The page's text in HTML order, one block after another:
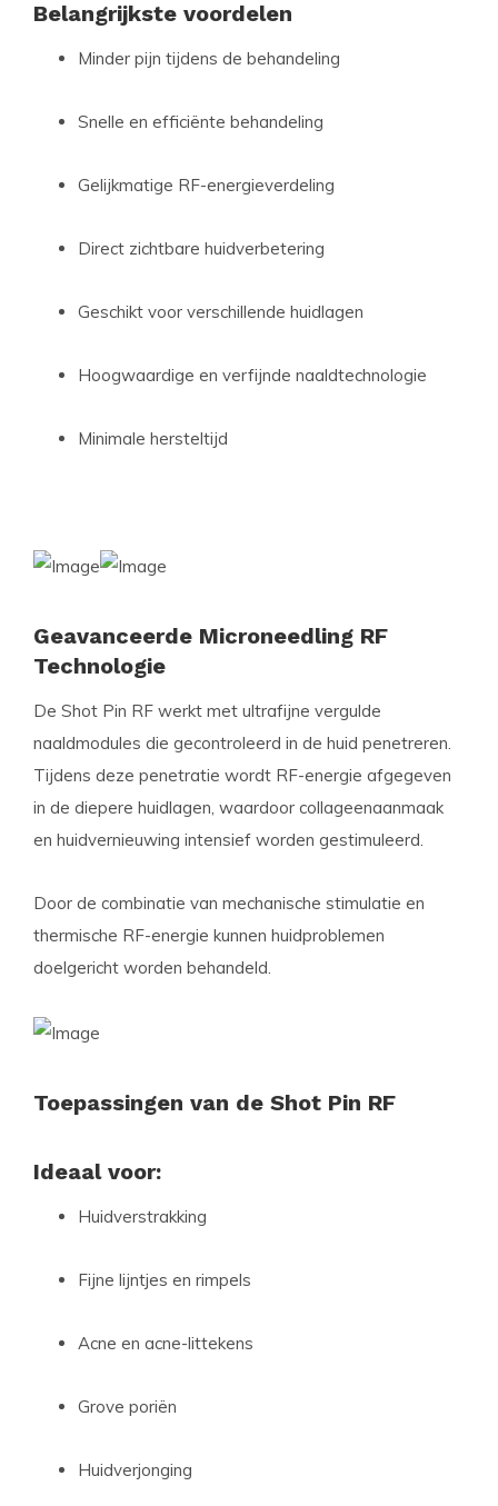
Belangrijkste voordelen
Minder pijn tijdens de behandeling
Snelle en efficiënte behandeling
Gelijkmatige RF-energieverdeling
Direct zichtbare huidverbetering
Geschikt voor verschillende huidlagen
Hoogwaardige en verfijnde naaldtechnologie
Minimale hersteltijd
Geavanceerde Microneedling RF
Technologie
De Shot Pin RF werkt met ultrafijne vergulde
naaldmodules die gecontroleerd in de huid penetreren.
Tijdens deze penetratie wordt RF-energie afgegeven
in de diepere huidlagen, waardoor collageenaanmaak
en huidvernieuwing intensief worden gestimuleerd.
Door de combinatie van mechanische stimulatie en
thermische RF-energie kunnen huidproblemen
doelgericht worden behandeld.
Toepassingen van de Shot Pin RF
Ideaal voor:
Huidverstrakking
Fijne lijntjes en rimpels
Acne en acne-littekens
Grove poriën
Huidverjonging